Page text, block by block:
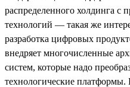
распределенного холдинга с
технологий — такая же
разработка цифровых
внедряет многочисленные
систем, которые надо
технологические